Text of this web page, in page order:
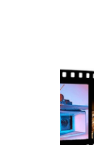
para
la
del
50%